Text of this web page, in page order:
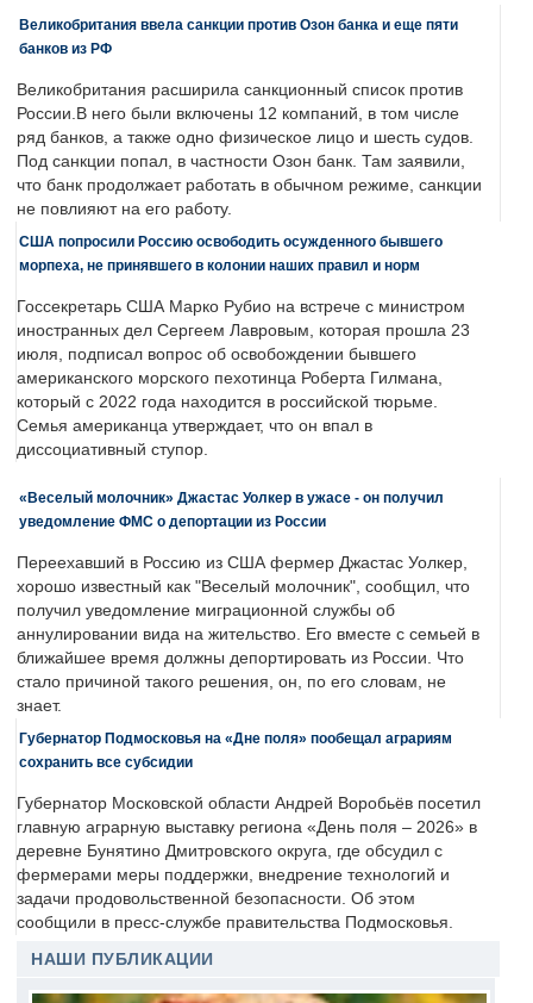
Великобритания ввела санкции против Озон банка и еще пяти
банков из РФ
Великобритания расширила санкционный список против
России.В него были включены 12 компаний, в том числе
ряд банков, а также одно физическое лицо и шесть судов.
Под санкции попал, в частности Озон банк. Там заявили,
что банк продолжает работать в обычном режиме, санкции
не повлияют на его работу.
США попросили Россию освободить осужденного бывшего
морпеха, не принявшего в колонии наших правил и норм
Госсекретарь США Марко Рубио на встрече с министром
иностранных дел Сергеем Лавровым, которая прошла 23
июля, подписал вопрос об освобождении бывшего
американского морского пехотинца Роберта Гилмана,
который с 2022 года находится в российской тюрьме.
Семья американца утверждает, что он впал в
диссоциативный ступор.
«Веселый молочник» Джастас Уолкер в ужасе - он получил
уведомление ФМС о депортации из России
Переехавший в Россию из США фермер Джастас Уолкер,
хорошо известный как "Веселый молочник", сообщил, что
получил уведомление миграционной службы об
аннулировании вида на жительство. Его вместе с семьей в
ближайшее время должны депортировать из России. Что
стало причиной такого решения, он, по его словам, не
знает.
Губернатор Подмосковья на «Дне поля» пообещал аграриям
сохранить все субсидии
Губернатор Московской области Андрей Воробьёв посетил
главную аграрную выставку региона «День поля – 2026» в
деревне Бунятино Дмитровского округа, где обсудил с
фермерами меры поддержки, внедрение технологий и
задачи продовольственной безопасности. Об этом
сообщили в пресс-службе правительства Подмосковья.
НАШИ ПУБЛИКАЦИИ